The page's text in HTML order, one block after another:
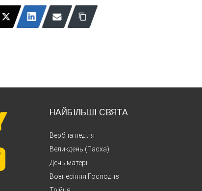
НАЙБІЛЬШІ СВЯТА
Вербна неділя
Великдень (Пасха)
День матері
Вознесіння Господнє